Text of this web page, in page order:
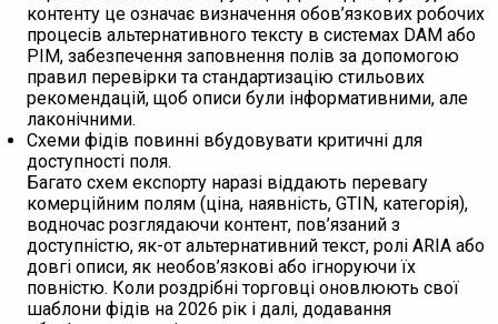
контенту це означає визначення обов’язкових робочих
процесів альтернативного тексту в системах DAM або
PIM, забезпечення заповнення полів за допомогою
правил перевірки та стандартизацію стильових
рекомендацій, щоб описи були інформативними, але
лаконічними.
Схеми фідів повинні вбудовувати критичні для
доступності поля.
Багато схем експорту наразі віддають перевагу
комерційним полям (ціна, наявність, GTIN, категорія),
водночас розглядаючи контент, пов’язаний з
доступністю, як-от альтернативний текст, ролі ARIA або
довгі описи, як необов’язкові або ігноруючи їх
повністю. Коли роздрібні торговці оновлюють свої
шаблони фідів на 2026 рік і далі, додавання